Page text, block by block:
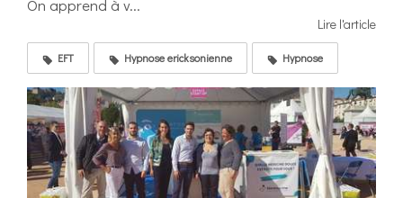
On apprend à v...
Lire l'article
EFT Hypnose ericksonienne Hypnose